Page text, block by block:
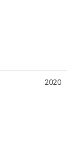
2020